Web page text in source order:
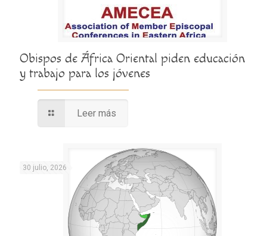
Obispos de África Oriental piden educación
y trabajo para los jóvenes
Leer más
30 julio, 2026